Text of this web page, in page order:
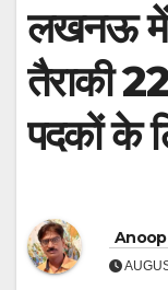
लखनऊ में
तैराकी
पदकों के
Anoop